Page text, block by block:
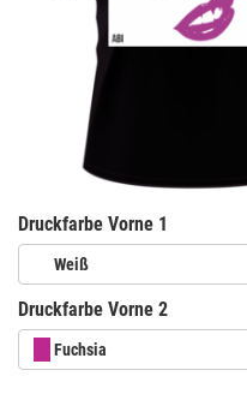
Druckfarbe Vorne 1
Weiß
Druckfarbe Vorne 2
Fuchsia